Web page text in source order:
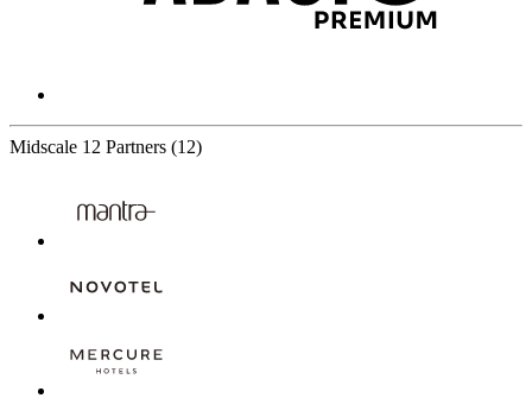
Midscale 12 Partners (12)